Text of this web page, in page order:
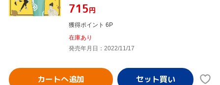
¥715円
獲得ポイント 6P
在庫あり
発売年月日：2022/11/17
カートへ追加